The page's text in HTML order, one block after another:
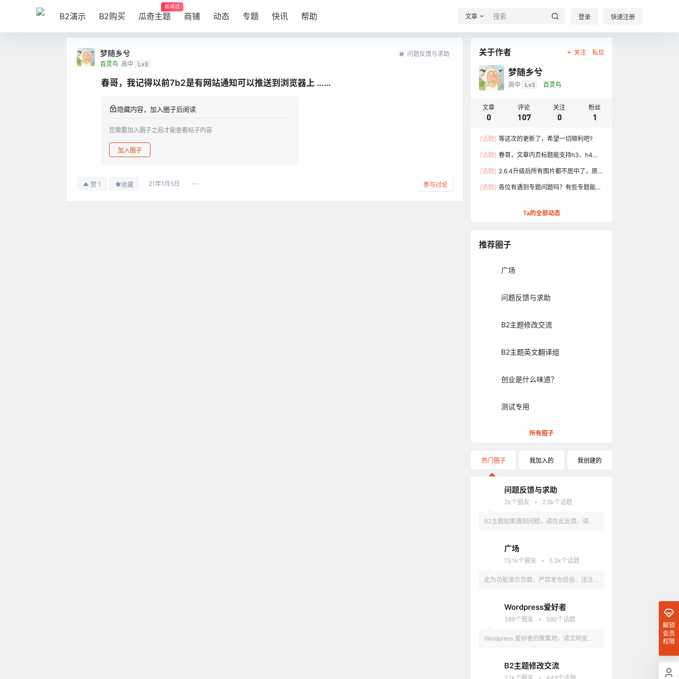
B2演示 B2购买 瓜奇主题
新项目
商铺 动态 专题 快讯 帮助 文章 登录 快速注册
梦随乡兮
百灵鸟 高中 Lv3
问题反馈与求助
春哥，我记得以前7b2是有网站通知可以推送到浏览器上 ……
隐藏内容，加入圈子后阅读
您需要加入圈子之后才能查看帖子内容
加入圈子
赞 1 收藏 21年1月5日 参与讨论
关于作者 关注 私信
梦随乡兮
高中 Lv3 百灵鸟
文章
0
评论
107
关注
0
粉丝
1
[话题] 等这次的更新了，希望一切顺利吧?
[话题] 春哥，文章内页标题能支持h3、h4的
[话题] 2.6.4升级后所有图片都不居中了，原
[话题] 各位有遇到专题问题吗？有些专题能加
Ta的全部动态
推荐圈子
广场
问题反馈与求助
B2主题修改交流
B2主题英文翻译组
创业是什么味道？
测试专用
所有圈子
热门圈子 我加入的 我创建的
问题反馈与求助
2k个圈友 • 2.5k个话题
B2主题如果遇到问题，请在此反馈，请具
广场
15.1k个圈友 • 5.2k个话题
此为功能演示页面，严禁发布低俗、违法、
Wordpress爱好者
389个圈友 • 580个话题
Wordpress 爱好者的聚集地，请文明发
B2主题修改交流
解锁
会员
权限